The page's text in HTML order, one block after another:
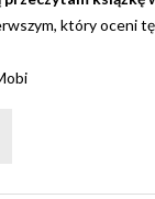
który oceni